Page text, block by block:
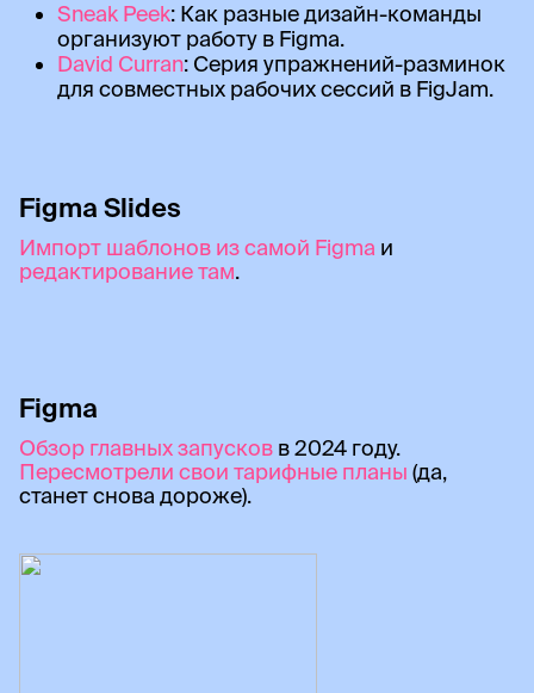
Sneak Peek: Как разные дизайн-команды
организуют работу в Figma.
David Curran: Серия упражнений-разминок
для совместных рабочих сессий в FigJam.
Figma Slides
Импорт шаблонов из самой Figma и
редактирование там.
Figma
Обзор главных запусков в 2024 году.
Пересмотрели свои тарифные планы (да,
станет снова дороже).